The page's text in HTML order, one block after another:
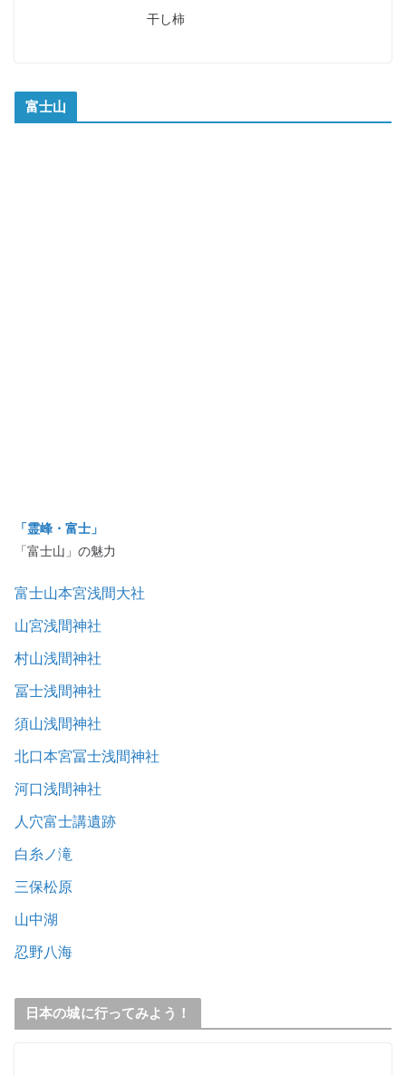
干し柿
富士山
「霊峰・富士」
「富士山」の魅力
富士山本宮浅間大社
山宮浅間神社
村山浅間神社
冨士浅間神社
須山浅間神社
北口本宮冨士浅間神社
河口浅間神社
人穴富士講遺跡
白糸ノ滝
三保松原
山中湖
忍野八海
日本の城に行ってみよう！